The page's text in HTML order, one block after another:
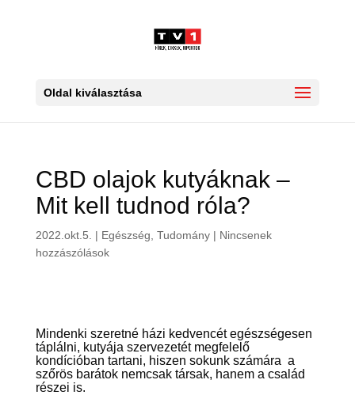
Oldal kiválasztása
CBD olajok kutyáknak –
Mit kell tudnod róla?
2022.okt.5. | Egészség Tudomány| Nincsenek
hozzászólások
Mindenki szeretné házi kedvencét egészségesen
táplálni, kutyája szervezetét megfelelő
kondícióban tartani, hiszen sokunk számára a
szőrös barátok nemcsak társak, hanem a család
részei is.